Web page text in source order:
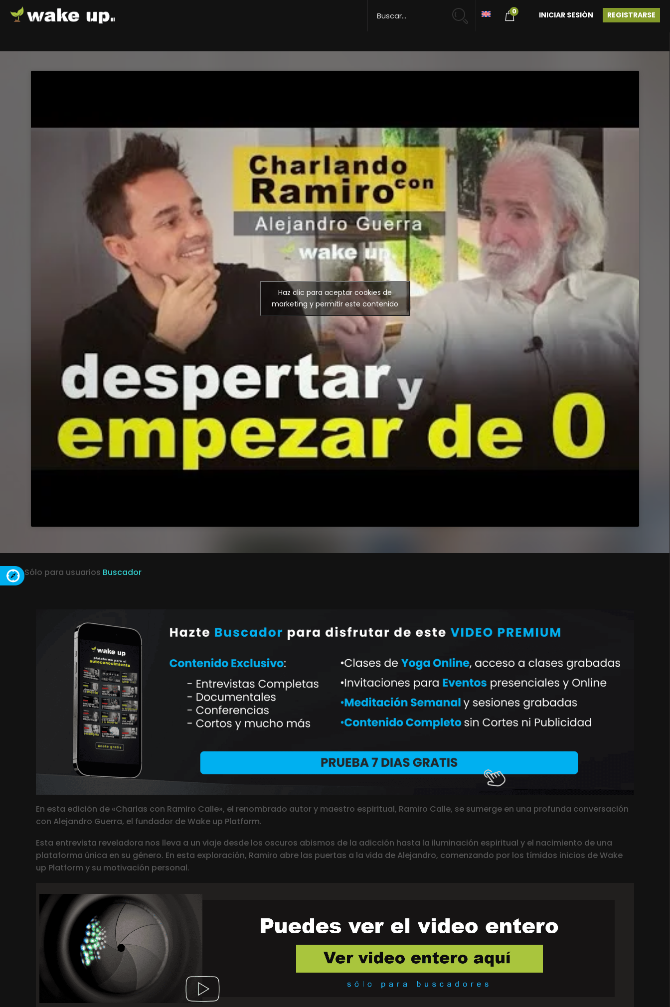
0 REGISTRARSE
INICIAR SESIÓN
Haz clic para aceptar cookies de
marketing y permitir este contenido
Sólo para usuarios Buscador
En esta edición de «Charlas con Ramiro Calle», el renombrado autor y maestro espiritual, Ramiro Calle, se sumerge en una profunda conversación
con Alejandro Guerra, el fundador de Wake up Platform.
Esta entrevista reveladora nos lleva a un viaje desde los oscuros abismos de la adicción hasta la iluminación espiritual y el nacimiento de una
plataforma única en su género. En esta exploración, Ramiro abre las puertas a la vida de Alejandro, comenzando por los tímidos inicios de Wake
up Platform y su motivación personal.